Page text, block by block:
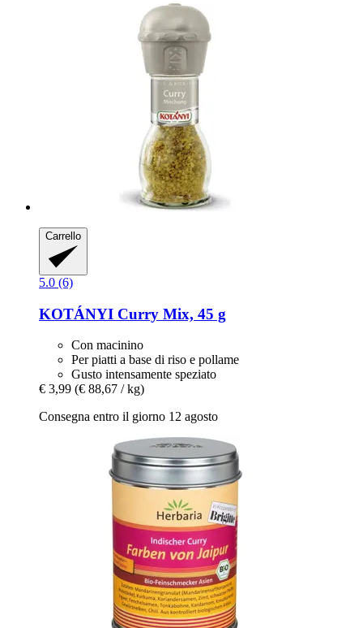
Carrello
5.0 (6)
KOTÁNYI Curry Mix, 45 g
Con macinino
Per piatti a base di riso e pollame
Gusto intensamente speziato
€ 3,99 (€ 88,67 / kg)
Consegna entro il giorno 12 agosto